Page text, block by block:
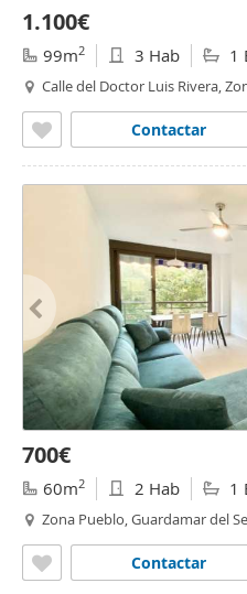
1.100€
99m2 3 Hab 1
Calle del Doctor Luis Rivera,
Contactar
700€
60m2 2 Hab 1
Zona Pueblo, Guardamar del
Contactar